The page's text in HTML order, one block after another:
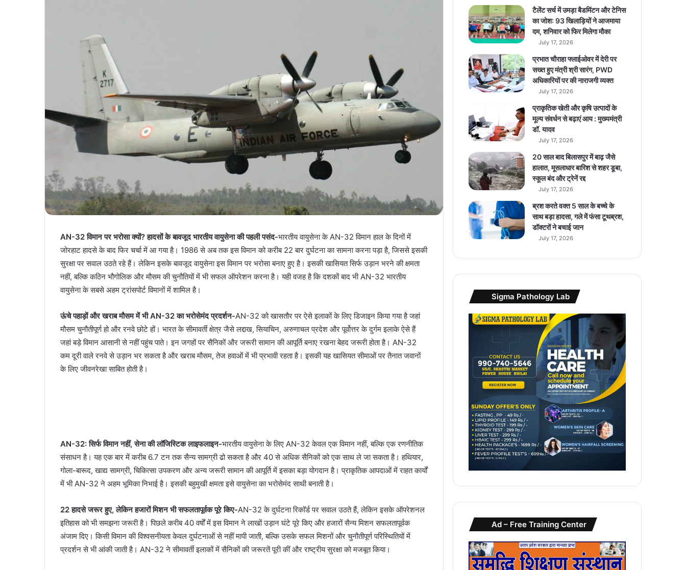
AN-32 विमान पर भरोसा क्यों? हादसों के बावजूद भारतीय वायुसेना की पहली पसंद-भारतीय वायुसेना के AN-32 विमान हाल के दिनों में
जोरहाट हादसे के बाद फिर चर्चा में आ गया है। 1986 से अब तक इस विमान को करीब 22 बार दुर्घटना का सामना करना पड़ा है, जिससे इसकी
सुरक्षा पर सवाल उठते रहे हैं। लेकिन इसके बावजूद वायुसेना इस विमान पर भरोसा बनाए हुए है। इसकी खासियत सिर्फ उड़ान भरने की क्षमता
नहीं, बल्कि कठिन भौगोलिक और मौसम की चुनौतियों में भी सफल ऑपरेशन करना है। यही वजह है कि दशकों बाद भी AN-32 भारतीय
वायुसेना के सबसे अहम ट्रांसपोर्ट विमानों में शामिल है।
ऊंचे पहाड़ों और खराब मौसम में भी AN-32 का भरोसेमंद प्रदर्शन-AN-32 को खासतौर पर ऐसे इलाकों के लिए डिजाइन किया गया है जहां
मौसम चुनौतीपूर्ण हो और रनवे छोटे हों। भारत के सीमावर्ती क्षेत्र जैसे लद्दाख, सियाचिन, अरुणाचल प्रदेश और पूर्वोत्तर के दुर्गम इलाके ऐसे हैं
जहां बड़े विमान आसानी से नहीं पहुंच पाते। इन जगहों पर सैनिकों और जरूरी सामान की आपूर्ति बनाए रखना बेहद जरूरी होता है। AN-32
कम दूरी वाले रनवे से उड़ान भर सकता है और खराब मौसम, तेज हवाओं में भी प्रभावी रहता है। इसकी यह खासियत सीमाओं पर तैनात जवानों
के लिए जीवनरेखा साबित होती है।
AN-32: सिर्फ विमान नहीं, सेना की लॉजिस्टिक लाइफलाइन-भारतीय वायुसेना के लिए AN-32 केवल एक विमान नहीं, बल्कि एक रणनीतिक
संसाधन है। यह एक बार में करीब 6.7 टन तक सैन्य सामग्री ढो सकता है और 40 से अधिक सैनिकों को एक साथ ले जा सकता है। हथियार,
गोला-बारूद, खाद्य सामग्री, चिकित्सा उपकरण और अन्य जरूरी सामान की आपूर्ति में इसका बड़ा योगदान है। प्राकृतिक आपदाओं में राहत कार्यों
में भी AN-32 ने अहम भूमिका निभाई है। इसकी बहुमुखी क्षमता इसे वायुसेना का भरोसेमंद साथी बनाती है।
22 हादसे जरूर हुए, लेकिन हजारों मिशन भी सफलतापूर्वक पूरे किए-AN-32 के दुर्घटना रिकॉर्ड पर सवाल उठते हैं, लेकिन इसके ऑपरेशनल
इतिहास को भी समझना जरूरी है। पिछले करीब 40 वर्षों में इस विमान ने लाखों उड़ान घंटे पूरे किए और हजारों सैन्य मिशन सफलतापूर्वक
अंजाम दिए। किसी विमान की विश्वसनीयता केवल दुर्घटनाओं से नहीं मापी जाती, बल्कि उसके सफल मिशनों और चुनौतीपूर्ण परिस्थितियों में
प्रदर्शन से भी आंकी जाती है। AN-32 ने सीमावर्ती इलाकों में सैनिकों की जरूरतें पूरी कीं और राष्ट्रीय सुरक्षा को मजबूत किया।
g
o
n
7
8
G
प्रो
र
का
स
र्ट
टैलेंट सर्च में उमड़ा बैडमिंटन और टेनिस
का जोश: 93 खिलाड़ियों ने आजमाया
दम, शनिवार को फिर मिलेगा मौका
July 17, 2026
प्रभात चौराहा फ्लाईओवर में देरी पर
सख्त हुए मंत्री श्री सारंग, PWD
अधिकारियों पर की नाराजगी व्यक्त
July 17, 2026
प्राकृतिक खेती और कृषि उत्पादों के
मूल्य संवर्धन से बढ़ाएं आय : मुख्यमंत्री
डॉ. यादव
July 17, 2026
20 साल बाद बिलासपुर में बाढ़ जैसे
हालात, मूसलाधार बारिश से शहर डूबा,
स्कूल बंद और ट्रेनें रद्द
July 17, 2026
ब्रश करते वक्त 5 साल के बच्चे के
साथ बड़ा हादसा, गले में फंसा टूथब्रश,
डॉक्टरों ने बचाई जान
July 17, 2026
Sigma Pathology Lab
Ad – Free Training Center